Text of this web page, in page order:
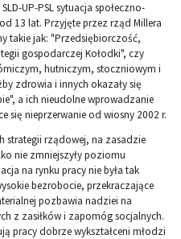
UP-PSL sytuacja społeczno-
13 lat. Przyjęte przez rząd Millera
takie jak: "Przedsiębiorczość,
gospodarczej Kołodki", czy
hutniczym, stoczniowym i
zdrowia i innych okazały się
a ich nieudolne wprowadzanie
się nieprzerwanie od wiosny 2002 r.
strategii rządowej, na zasadzie
nie zmniejszyły poziomu
na rynku pracy nie była tak
bezrobocie, przekraczające
pozbawia nadziei na
z zasiłków i zapomóg socjalnych.
pracy dobrze wykształceni młodzi